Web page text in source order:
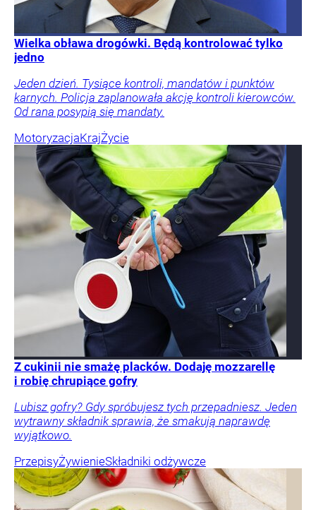
Wielka obława drogówki. Będą kontrolować tylko
jedno
Jeden dzień. Tysiące kontroli, mandatów i punktów
karnych. Policja zaplanowała akcję kontroli kierowców.
Od rana posypią się mandaty.
MotoryzacjaKrajŻycie
Z cukinii nie smażę placków. Dodaję mozzarellę
i robię chrupiące gofry
Lubisz gofry? Gdy spróbujesz tych przepadniesz. Jeden
wytrawny składnik sprawia, że smakują naprawdę
wyjątkowo.
PrzepisyŻywienieSkładniki odżywcze